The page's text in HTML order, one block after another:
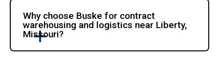
Why choose Buske for contract
warehousing and logistics near Liberty,
Missouri?